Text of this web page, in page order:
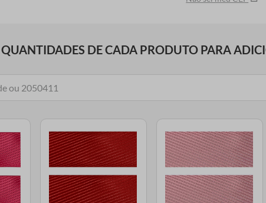
QUANTIDADES DE CADA PRODUTO PARA